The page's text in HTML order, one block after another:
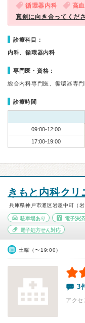
循環器内科 高
真剣に向き合ってくだ
診療科目：
内科、循環器内科
専門医・資格：
総合内科専門医、循環器専
診療時間
09:00-12:00
17:00-19:00
きもと内科クリ
兵庫県神戸市灘区岩屋中町（
駐車場あり 電子決
電子処方せん対応
土曜（〜19:00）
3
アク